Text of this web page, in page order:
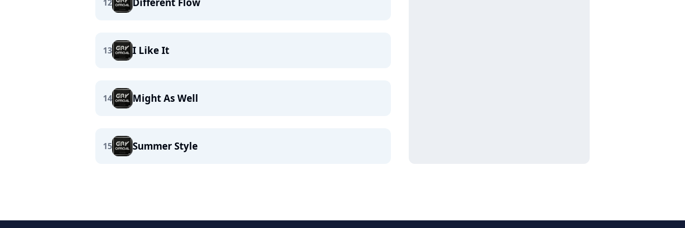
12
13 I Like It
14 Might As Well
15 Summer Style